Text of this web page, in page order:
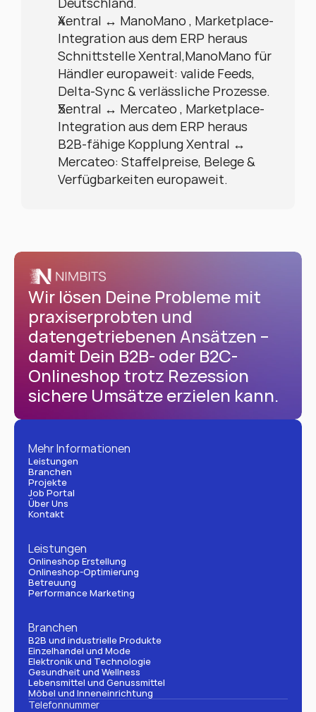
Xentral ↔ ManoMano , Marketplace-
Integration aus dem ERP heraus
Schnittstelle Xentral,ManoMano für
Händler europaweit: valide Feeds,
Delta-Sync & verlässliche Prozesse.
Xentral ↔ Mercateo , Marketplace-
Integration aus dem ERP heraus
B2B-fähige Kopplung Xentral ↔
Mercateo: Staffelpreise, Belege &
Verfügbarkeiten europaweit.
Wir lösen Deine Probleme mit
praxiserprobten und
datengetriebenen Ansätzen –
damit Dein B2B- oder B2C-
Onlineshop trotz Rezession
sichere Umsätze erzielen kann.
Mehr Informationen
Leistungen
Branchen
Projekte
Job Portal
Über Uns
Kontakt
Leistungen
Onlineshop Erstellung
Onlineshop-Optimierung
Betreuung
Performance Marketing
Branchen
B2B und industrielle Produkte
Einzelhandel und Mode
Elektronik und Technologie
Gesundheit und Wellness
Lebensmittel und Genussmittel
Möbel und Inneneinrichtung
Telefonnummer